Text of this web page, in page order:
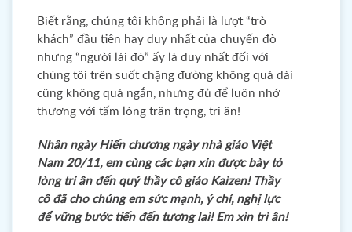
Biết rằng, chúng tôi không phải là lượt “trò
khách” đầu tiên hay duy nhất của chuyến đò
nhưng “người lái đò” ấy là duy nhất đối với
chúng tôi trên suốt chặng đường không quá dài
cũng không quá ngắn, nhưng đủ để luôn nhớ
thương với tấm lòng trân trọng, tri ân!
Nhân ngày Hiến chương ngày nhà giáo Việt
Nam 20/11, em cùng các bạn xin được bày tỏ
lòng tri ân đến quý thầy cô giáo Kaizen! Thầy
cô đã cho chúng em sức mạnh, ý chí, nghị lực
để vững bước tiến đến tương lai! Em xin tri ân!